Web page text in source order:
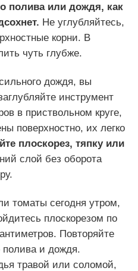
полива или дождя, как
Не углубляйтесь,
корни. В
чуть глубже.
дождя, вы
инструмент
в приствольном круге,
поверхностно, их легко
плоскорез, тяпку или
слой без оборота
томаты сегодня утром,
плоскорезом по
Повторяйте
полива и дождя.
травой или соломой,